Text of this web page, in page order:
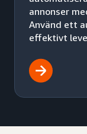
annonser
Använd ett
effektivt